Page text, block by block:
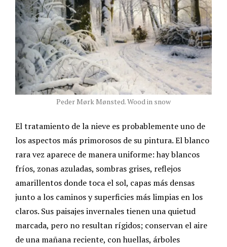
Peder Mørk Mønsted. Wood in snow
El tratamiento de la nieve es probablemente uno de
los aspectos más primorosos de su pintura. El blanco
rara vez aparece de manera uniforme: hay blancos
fríos, zonas azuladas, sombras grises, reflejos
amarillentos donde toca el sol, capas más densas
junto a los caminos y superficies más limpias en los
claros. Sus paisajes invernales tienen una quietud
marcada, pero no resultan rígidos; conservan el aire
de una mañana reciente, con huellas, árboles